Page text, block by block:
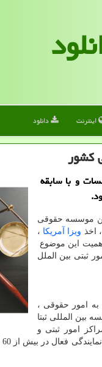
اینترنت دانلود
كشور
و با سابقه
موسسه حقوقی
اخذ ویزا آمریکا ،
این موضوع
ثبتی بین الملل
به امور حقوقی ،
بین المللی ثبتا
امور ثبتی و